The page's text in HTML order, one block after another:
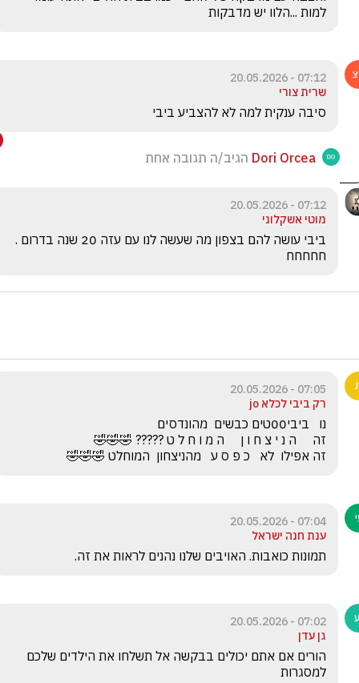
למות ...הלוו יש מדבקות
07:12 - 20.05.2026
שרית צורי
סיבה ענקית למה לא להצביע ביבי
Dori Orcea הגיב/ה תגובה אחת
07:12 - 20.05.2026
מוטי אשקלוני
חחחחח
07:05 - 20.05.2026
רק ביבי לכלא jo
זה אפילו  לא   כ פ ס ע   מהניצחון  המוחלט 🤣🤣🤣
07:04 - 20.05.2026
ענת חנה ישראל
תמונות כואבות. האויבים שלנו נהנים לראות את זה.
07:02 - 20.05.2026
גן עדן
למסגרות